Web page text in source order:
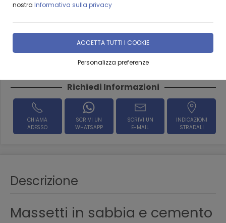
nostra Informativa sulla privacy
ACCETTA TUTTI I COOKIE
Personalizza preferenze
ADRANO CALCESTRUZZI
DISPONIBILITÀ IMMEDIATA
Richiedi Informazioni
CHIAMA
ADESSO
SCRIVI UN
WHATSAPP
SCRIVI UN
E-MAIL
INDICAZIONI
STRADALI
Descrizione
Massetti in sabbia e cemento